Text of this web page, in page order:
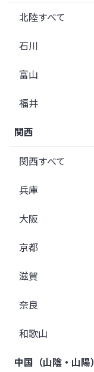
北陸すべて
石川
富山
福井
関西
関西すべて
兵庫
大阪
京都
滋賀
奈良
和歌山
中国（山陰・山陽）